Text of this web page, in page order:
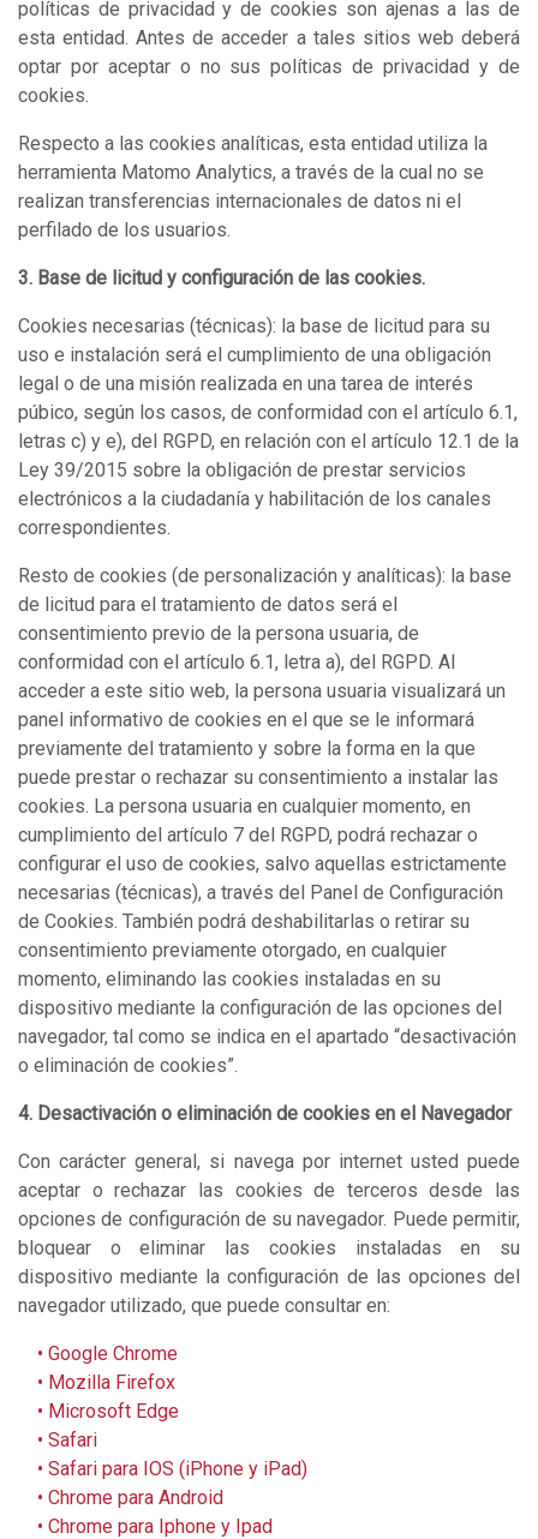
políticas de privacidad y de cookies son ajenas a las de
esta entidad. Antes de acceder a tales sitios web deberá
optar por aceptar o no sus políticas de privacidad y de
cookies.
Respecto a las cookies analíticas, esta entidad utiliza la
herramienta Matomo Analytics, a través de la cual no se
realizan transferencias internacionales de datos ni el
perfilado de los usuarios.
3. Base de licitud y configuración de las cookies.
Cookies necesarias (técnicas): la base de licitud para su
uso e instalación será el cumplimiento de una obligación
legal o de una misión realizada en una tarea de interés
púbico, según los casos, de conformidad con el artículo 6.1,
letras c) y e), del RGPD, en relación con el artículo 12.1 de la
Ley 39/2015 sobre la obligación de prestar servicios
electrónicos a la ciudadanía y habilitación de los canales
correspondientes.
Resto de cookies (de personalización y analíticas): la base
de licitud para el tratamiento de datos será el
consentimiento previo de la persona usuaria, de
conformidad con el artículo 6.1, letra a), del RGPD. Al
acceder a este sitio web, la persona usuaria visualizará un
panel informativo de cookies en el que se le informará
previamente del tratamiento y sobre la forma en la que
puede prestar o rechazar su consentimiento a instalar las
cookies. La persona usuaria en cualquier momento, en
cumplimiento del artículo 7 del RGPD, podrá rechazar o
configurar el uso de cookies, salvo aquellas estrictamente
necesarias (técnicas), a través del Panel de Configuración
de Cookies. También podrá deshabilitarlas o retirar su
consentimiento previamente otorgado, en cualquier
momento, eliminando las cookies instaladas en su
dispositivo mediante la configuración de las opciones del
navegador, tal como se indica en el apartado “desactivación
o eliminación de cookies”.
4. Desactivación o eliminación de cookies en el Navegador
Con carácter general, si navega por internet usted puede
aceptar o rechazar las cookies de terceros desde las
opciones de configuración de su navegador. Puede permitir,
bloquear o eliminar las cookies instaladas en su
dispositivo mediante la configuración de las opciones del
navegador utilizado, que puede consultar en:
• Google Chrome
• Mozilla Firefox
• Microsoft Edge
• Safari
• Safari para IOS (iPhone y iPad)
• Chrome para Android
• Chrome para Iphone y Ipad